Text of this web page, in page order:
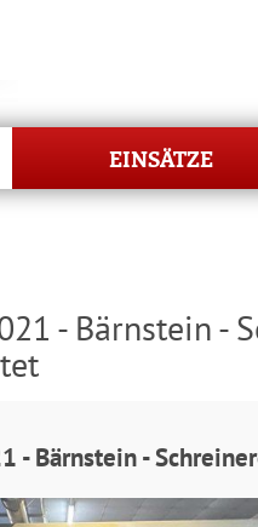
EINSÄTZE
- Bärnstein -
- Bärnstein -